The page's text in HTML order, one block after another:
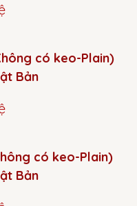
có keo-Plain)
Bản
có keo-Plain)
Bản